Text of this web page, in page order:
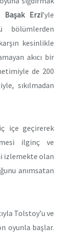
Başak Erzi’yle
kesinlikle
akıcı bir
de 200
sıkılmadan
içe geçirerek
ilginç ve
izlemekte olan
anımsatan
Tolstoy’u ve
oyunla başlar.